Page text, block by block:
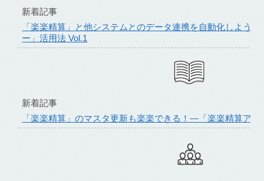
新着記事
「楽楽精算」と他システムとのデータ連携を自動化しよう
ー」活用法 Vol.1
新着記事
「楽楽精算」のマスタ更新も楽楽できる！―「楽楽精算アダ